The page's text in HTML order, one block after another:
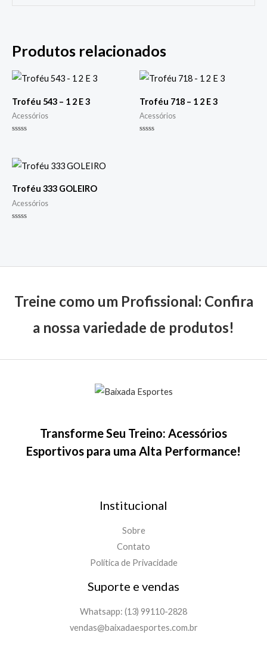
Produtos relacionados
Troféu 543 – 1 2 E 3
Acessórios
5
Troféu 718 – 1 2 E 3
Acessórios
Troféu 333 GOLEIRO
Acessórios
Treine como um Profissional: Confira
a nossa variedade de produtos!
Transforme Seu Treino: Acessórios
Esportivos para uma Alta Performance!
Institucional
Sobre
Contato
Política de Privacidade
Suporte e vendas
Whatsapp: (13) 99110-2828
vendas@baixadaesportes.com.br